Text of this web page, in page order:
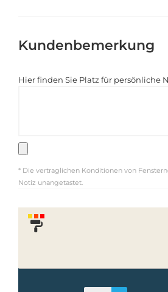
Kundenbemerkung
Hier finden Sie Platz für persönliche
* Die vertraglichen Konditionen von
Notiz unangetastet.